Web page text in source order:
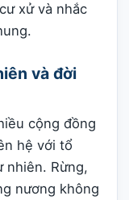
xử và nhắc
và đời
cộng đồng
hệ với tổ
nhiên. Rừng,
nương không